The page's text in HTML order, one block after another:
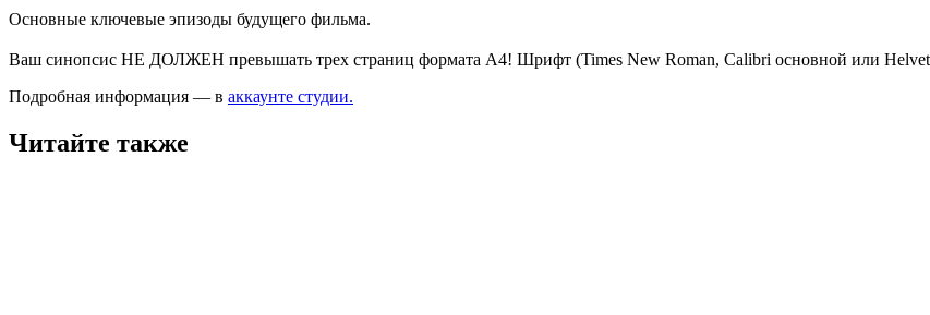
Основные ключевые эпизоды будущего фильма.
Ваш синопсис НЕ ДОЛЖЕН превышать трех страниц формата А4! Шрифт (Times New Roman, Calibri основной​ или​
Подробная информация — в аккаунте студии.
Читайте также